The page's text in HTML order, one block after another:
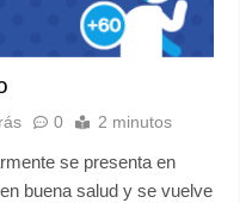
0 2 minutos
se presenta en
buena salud y se vuelve